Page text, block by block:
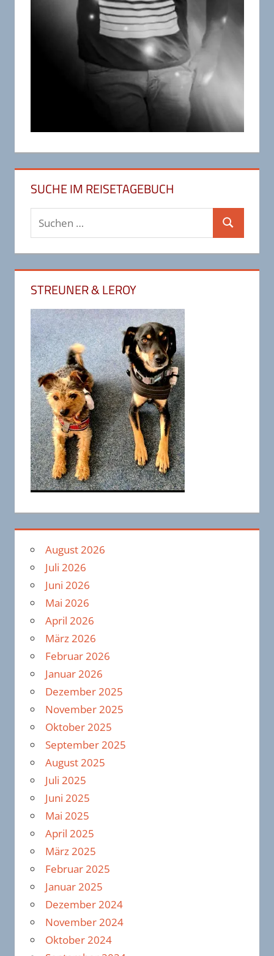
SUCHE IM REISETAGEBUCH
Suchen
nach:
Suchen
STREUNER & LEROY
August 2026
Juli 2026
Juni 2026
Mai 2026
April 2026
März 2026
Februar 2026
Januar 2026
Dezember 2025
November 2025
Oktober 2025
September 2025
August 2025
Juli 2025
Juni 2025
Mai 2025
April 2025
März 2025
Februar 2025
Januar 2025
Dezember 2024
November 2024
Oktober 2024